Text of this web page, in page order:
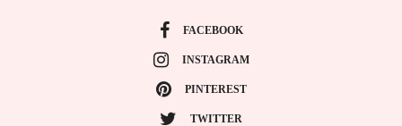
FACEBOOK
INSTAGRAM
PINTEREST
TWITTER